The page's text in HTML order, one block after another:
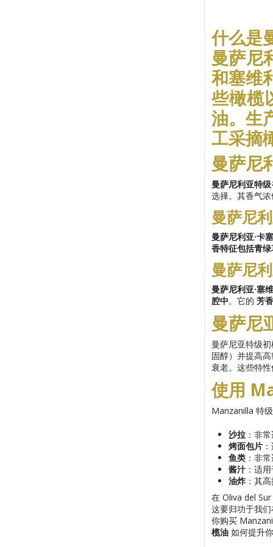
什么是
曼萨尼
和塞维
些橄榄
油。生
工采摘
曼萨尼
曼萨尼利亚特
选择。其香气
曼萨尼
曼萨尼利亚·卡
香特征包括青
曼萨尼
曼萨尼利亚·塞
腔中。它的 芳
曼萨尼
曼萨尼亚特级
固醇）并提高
衰老。这些特
使用
Manzanilla 特
沙拉：非
烤面包片：
鱼类：非
酱汁：适
油炸：其
在 Oliva del
这要归功于我
你购买
榄油如何提升